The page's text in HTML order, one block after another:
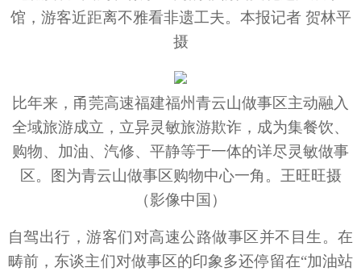
馆，游客近距离不雅看非遗工夫。本报记者 贺林平
摄
比年来，甬莞高速福建福州青云山做事区主动融入
全域旅游成立，立异灵敏旅游欺诈，成为集餐饮、
购物、加油、汽修、平静等于一体的详尽灵敏做事
区。图为青云山做事区购物中心一角。王旺旺摄
（影像中国）
自驾出行，游客们对高速公路做事区并不目生。在
畴前，东谈主们对做事区的印象多还停留在“加油站